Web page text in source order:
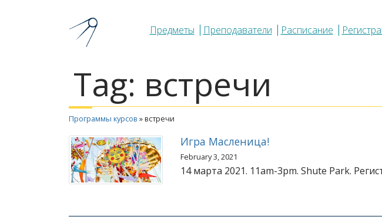
Предметы Преподаватели Расписание
Tag: встречи
Программы курсов »встречи
Игра Масленица!
February 3, 2021
14 марта 2021. 11am-3pm. Shute Park.